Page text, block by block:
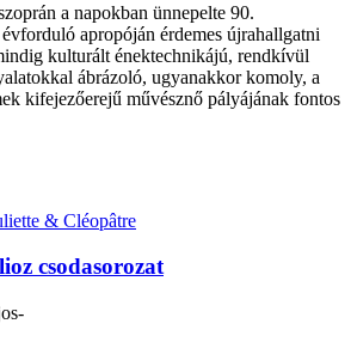
a napokban ünnepelte 90.
apropóján érdemes újrahallgatni
kulturált énektechnikájú, rendkívül
ábrázoló, ugyanakkor komoly, a
kifejezőerejű művésznő pályájának fontos
csodasorozat